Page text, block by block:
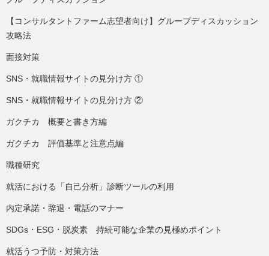
【コンサルタントファーム志望者向け】グループディスカッション
攻略法
面接対策
SNS・就職情報サイトの見分け方 ①
SNS・就職情報サイトの見分け方 ②
ガクチカ 概要と書き方編
ガクチカ 評価基準と注意点編
職種研究
就活における「自己分析」診断ツールの利用
内定承諾・辞退・電話のマナー
SDGs・ESG・脱炭素 持続可能な企業の見極めポイント
就活うつ予防・対策方法